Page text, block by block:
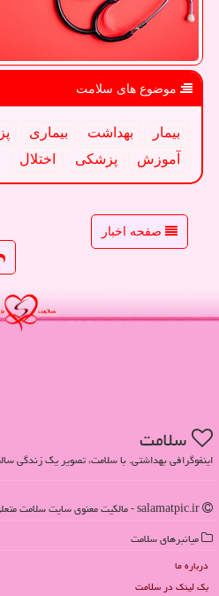
موضوع های سلامت
بیمار بهداشت بیماری
آموزش
پزشكی اختلال
صفحه اخبار
سلامت
اینفوگرافی بهداشتی. با سلامت، تصویر یک زندگی
میانبرهای سلامت
درباره ما
بک لینک در سلامت